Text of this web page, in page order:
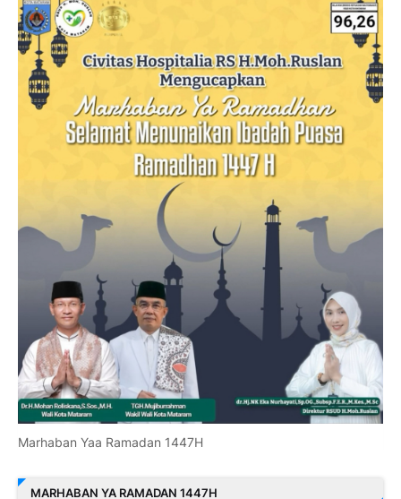
Marhaban Yaa Ramadan 1447H
MARHABAN YA RAMADAN 1447H